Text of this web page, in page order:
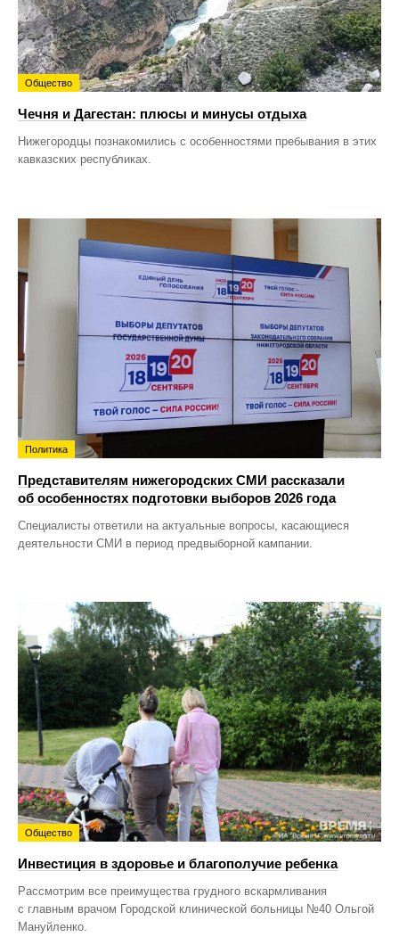
Общество
Чечня и Дагестан: плюсы и минусы отдыха
Нижегородцы познакомились с особенностями пребывания в этих
кавказских республиках.
Политика
Представителям нижегородских СМИ рассказали
об особенностях подготовки выборов 2026 года
Специалисты ответили на актуальные вопросы, касающиеся
деятельности СМИ в период предвыборной кампании.
Общество
Инвестиция в здоровье и благополучие ребенка
Рассмотрим все преимущества грудного вскармливания
с главным врачом Городской клинической больницы №40 Ольгой
Мануйленко.